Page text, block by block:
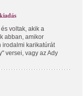
voltak, akik a
abban, amikor
irodalmi karikatúrát
versei, vagy az Ady